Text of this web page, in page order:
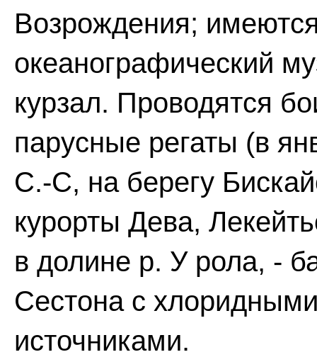
Возрождения;
океанографический
курзал. Проводятся
парусные регаты (в
С.-С, на берегу
курорты Дева,
в долине р. У рола, -
Сестона с
источниками.